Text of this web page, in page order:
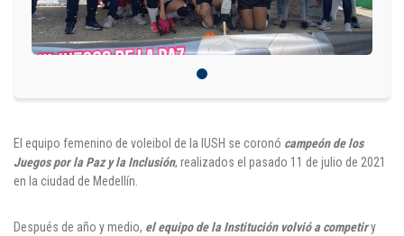
El equipo femenino de voleibol de la IUSH se coronó campeón de los
Juegos por la Paz y la Inclusión, realizados el pasado 11 de julio de 2021
en la ciudad de Medellín.
Después de año y medio, el equipo de la Institución volvió a competiry
Egresados
Docentes
Campus virtual
Pagos
Puntos de pago
Empleo